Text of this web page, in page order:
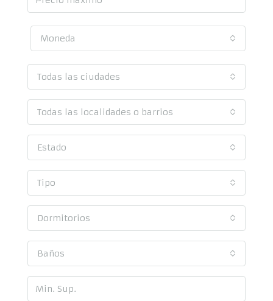
Moneda
Todas las ciudades
Todas las localidades o barrios
Estado
Tipo
Dormitorios
Baños